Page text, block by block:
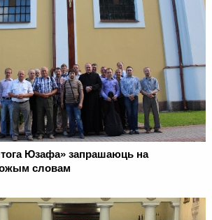
Юзафа» запрашаюць на
словам